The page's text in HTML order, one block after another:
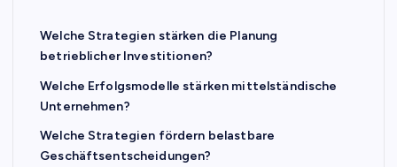
Welche Strategien stärken die Planung
betrieblicher Investitionen?
Welche Erfolgsmodelle stärken mittelständische
Unternehmen?
Welche Strategien fördern belastbare
Geschäftsentscheidungen?